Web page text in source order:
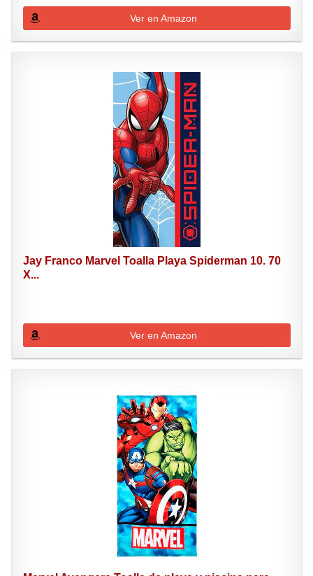
Ver en Amazon
Jay Franco Marvel Toalla Playa Spiderman 10. 70
X...
Ver en Amazon